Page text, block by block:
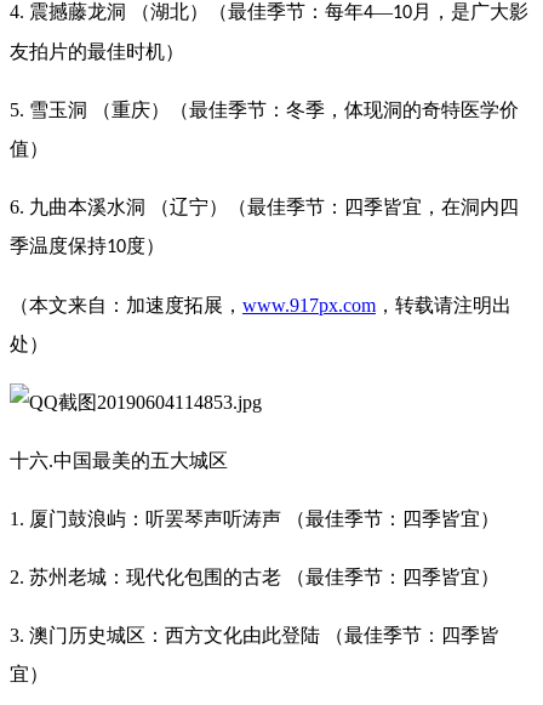
4. 震撼藤龙洞 （湖北）（最佳季节：每年4—10月，是广大影
友拍片的最佳时机）
5. 雪玉洞 （重庆）（最佳季节：冬季，体现洞的奇特医学价
值）
6. 九曲本溪水洞 （辽宁）（最佳季节：四季皆宜，在洞内四
季温度保持10度）
（本文来自：加速度拓展， www.917px.com ，转载请注明出
处）
十六.中国最美的五大城区
1. 厦门鼓浪屿：听罢琴声听涛声 （最佳季节：四季皆宜）
2. 苏州老城：现代化包围的古老 （最佳季节：四季皆宜）
3. 澳门历史城区：西方文化由此登陆 （最佳季节：四季皆
宜）